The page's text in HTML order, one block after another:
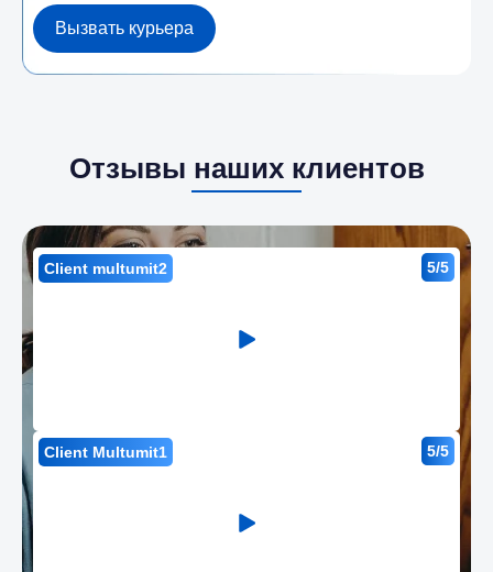
Вызвать курьера
Отзывы наших клиентов
Client multumit2 5/5
Client Multumit1 5/5